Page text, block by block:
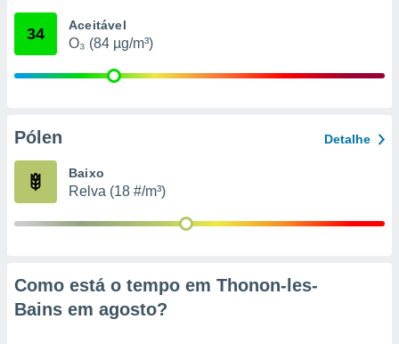
através
estudos
1199
34 Aceitável
O₃ (84 µg/m³)
Pólen Detalhe
Baixo
Relva (18 #/m³)
Como está o tempo em Thonon-les-
Bains em agosto?